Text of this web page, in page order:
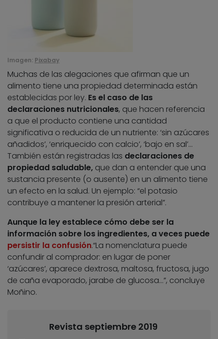
Imagen: Pixabay
Muchas de las alegaciones que afirman que un
alimento tiene una propiedad determinada están
establecidas por ley. Es el caso de las
declaraciones nutricionales, que hacen referencia
a que el producto contiene una cantidad
significativa o reducida de un nutriente: ‘sin azúcares
añadidos’, ‘enriquecido con calcio’, ‘bajo en sal’…
También están registradas las declaraciones de
propiedad saludable, que dan a entender que una
sustancia presente (o ausente) en un alimento tiene
un efecto en la salud. Un ejemplo: “el potasio
contribuye a mantener la presión arterial”.
Aunque la ley establece cómo debe ser la
información sobre los ingredientes, a veces puede
persistir la confusión.“La nomenclatura puede
confundir al comprador: en lugar de poner
‘azúcares’, aparece dextrosa, maltosa, fructosa, jugo
de caña evaporado, jarabe de glucosa…”, concluye
Moñino.
Revista septiembre 2019